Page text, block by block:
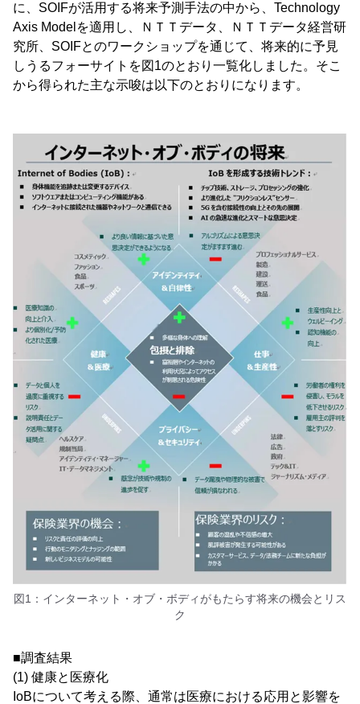
に、SOIFが活用する将来予測手法の中から、Technology
Axis Modelを適用し、ＮＴＴデータ、ＮＴＴデータ経営研
究所、SOIFとのワークショップを通じて、将来的に予見
しうるフォーサイトを図1のとおり一覧化しました。そこ
から得られた主な示唆は以下のとおりになります。
図1：インターネット・オブ・ボディがもたらす将来の機会とリス
ク
■調査結果
(1) 健康と医療化
IoBについて考える際、通常は医療における応用と影響を